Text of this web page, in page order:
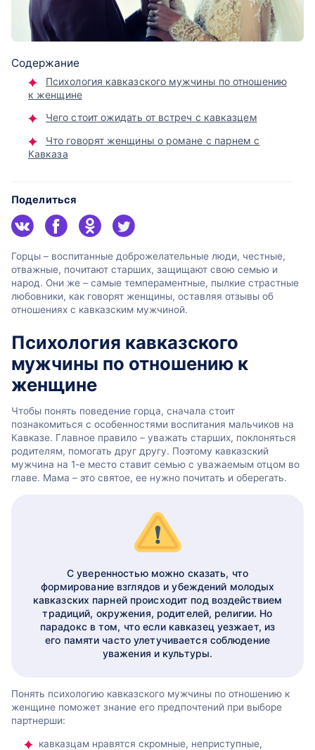
Содержание
Психология кавказского мужчины по отношению
к женщине
Чего стоит ожидать от встреч с кавказцем
Что говорят женщины о романе с парнем с
Кавказа
Поделиться
Горцы – воспитанные доброжелательные люди, честные,
отважные, почитают старших, защищают свою семью и
народ. Они же – самые темпераментные, пылкие страстные
любовники, как говорят женщины, оставляя отзывы об
отношениях с кавказским мужчиной.
Психология кавказского
мужчины по отношению к
женщине
Чтобы понять поведение горца, сначала стоит
познакомиться с особенностями воспитания мальчиков на
Кавказе. Главное правило – уважать старших, поклоняться
родителям, помогать друг другу. Поэтому кавказский
мужчина на 1-е место ставит семью с уважаемым отцом во
главе. Мама – это святое, ее нужно почитать и оберегать.
С уверенностью можно сказать, что
формирование взглядов и убеждений молодых
кавказских парней происходит под воздействием
традиций, окружения, родителей, религии. Но
парадокс в том, что если кавказец уезжает, из
его памяти часто улетучивается соблюдение
уважения и культуры.
Понять психологию кавказского мужчины по отношению к
женщине поможет знание его предпочтений при выборе
партнерши:
кавказцам нравятся скромные, неприступные,